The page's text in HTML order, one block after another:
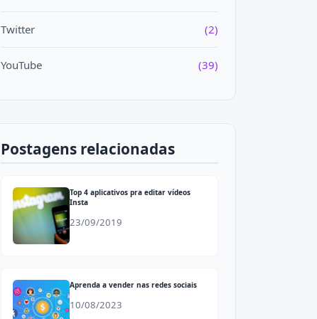
Twitter (2)
YouTube (39)
Postagens relacionadas
Top 4 aplicativos pra editar vídeos
Insta
23/09/2019
Aprenda a vender nas redes sociais
10/08/2023